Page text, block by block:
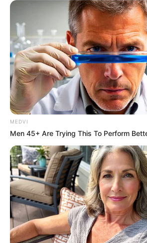
Japan's Greatest Doctors Say
Age: Just Stop Drinking These 3
NEUROMIND PRO
Do This 3-Minute Bedtime Routine
Sleep]
VIRIFLOW
MEDVI
Men 45+ Are Trying This To Perform